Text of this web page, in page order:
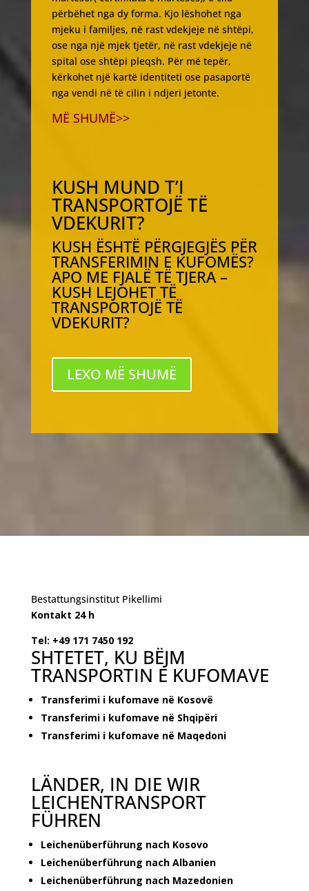
përbëhet nga dy forma. Kjo lëshohet nga
mjeku i familjes, në rast vdekjeje në shtëpi,
ose nga një mjek tjetër, në rast vdekjeje në
spital ose shtëpi pleqsh. Për më tepër,
kërkohet një kartë identiteti ose pasaportë
nga vendi në të cilin i ndjeri jetonte.
MË SHUMË>>
KUSH MUND T’I
TRANSPORTOJË TË
VDEKURIT?
KUSH ËSHTË PËRGJEGJËS PËR
TRANSFERIMIN E KUFOMËS?
APO ME FJALË TË TJERA –
KUSH LEJOHET TË
TRANSPORTOJË TË
VDEKURIT?
LEXO MË SHUMË
Bestattungsinstitut Pikellimi
Kontakt 24 h
Tel: +49 171 7450 192
SHTETET, KU BËJM
TRANSPORTIN E KUFOMAVE
Transferimi i kufomave në Kosovë
Transferimi i kufomave në Shqipëri
Transferimi i kufomave në Maqedoni
LÄNDER, IN DIE WIR
LEICHENTRANSPORT
FÜHREN
Leichenüberführung nach Kosovo
Leichenüberführung nach Albanien
Leichenüberführung nach Mazedonien